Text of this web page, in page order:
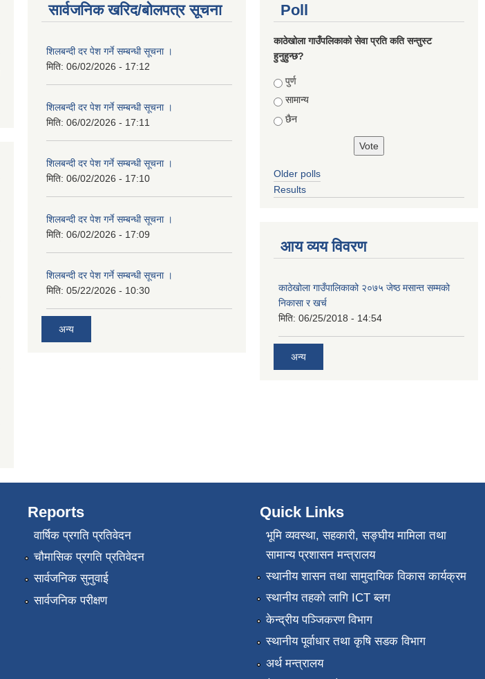
सार्वजनिक खरिद/बोलपत्र सूचना
शिलबन्दी दर पेश गर्ने सम्बन्धी सूचना ।
मिति: 06/02/2026 - 17:12
शिलबन्दी दर पेश गर्ने सम्बन्धी सूचना ।
मिति: 06/02/2026 - 17:11
शिलबन्दी दर पेश गर्ने सम्बन्धी सूचना ।
मिति: 06/02/2026 - 17:10
शिलबन्दी दर पेश गर्ने सम्बन्धी सूचना ।
मिति: 06/02/2026 - 17:09
शिलबन्दी दर पेश गर्ने सम्बन्धी सूचना ।
मिति: 05/22/2026 - 10:30
अन्य
Poll
काठेखोला गाउँपलिकाको सेवा प्रति कति सन्तुस्ट
हुनुहुन्छ?
Choices
पुर्ण
सामान्य
छैन
Older polls
Results
आय व्यय विवरण
काठेखोला गाउँपालिकाको २०७५ जेष्ठ मसान्त सम्मको
निकासा र खर्च
मिति: 06/25/2018 - 14:54
अन्य
Reports
वार्षिक प्रगति प्रतिवेदन
चौमासिक प्रगति प्रतिवेदन
सार्वजनिक सुनुवाई
सार्वजनिक परीक्षण
Quick Links
भूमि व्यवस्था, सहकारी, सङ्‍घीय मामिला तथा
सामान्य प्रशासन मन्त्रालय
स्थानीय शासन तथा सामुदायिक विकास कार्यक्रम
स्थानीय तहको लागि ICT ब्लग
केन्द्रीय पञ्जिकरण विभाग
स्थानीय पूर्वाधार तथा कृषि सडक विभाग
अर्थ मन्त्रालय